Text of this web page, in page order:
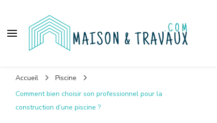
Accueil
Piscine
Comment bien choisir son professionnel pour la
construction d’une piscine ?